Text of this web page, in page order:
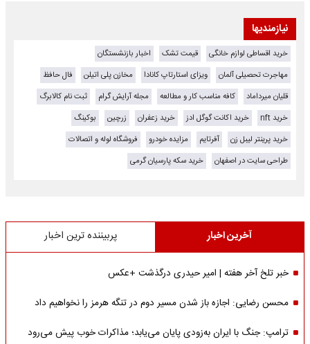
نیازمندیها
خرید اقساطی لوازم خانگی قیمت تشک
اخبار بازنشستگان
مهاجرت تحصیلی آلمان
ویزای استارتاپ کانادا مخازن پلی اتیلن
فال حافظ
قلیان میرداماد
کافه مناسب کار و مطالعه مجله آرایش گرام
ثبت نام کالابرگ
خرید nft
خرید اکانت گوگل ادز خرید زعفران زرچین
بوکینگ
خرید پرینتر لیبل زن
آفرتایم مزایده خودرو
فروشگاه لوله و اتصالات
طراحی سایت در اصفهان
خرید سکه پارسیان گرمی
آخرین اخبار پربیننده ترین اخبار
خبر تلخ آخر هفته | امیر حیدری درگذشت +عکس
محسن رضایی: اجازه باز شدن مسیر دوم در تنگه هرمز را نخواهیم داد
ترامپ: جنگ با ایران به‌زودی پایان می‌یابد؛ مذاکرات خوب پیش می‌رود